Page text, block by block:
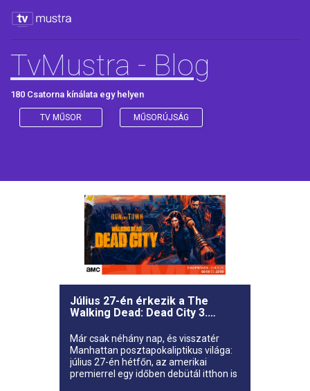
TvMustra - Blog
180 Csatorna kínálata egy helyen
TV MŰSOR MŰSORÚJSÁG
Július 27-én érkezik a The
Walking Dead: Dead City 3.
Már csak néhány nap, és visszatér
Manhattan posztapokaliptikus világa:
július 27-én hétfőn, az amerikai
premierrel egy időben debütál itthon is